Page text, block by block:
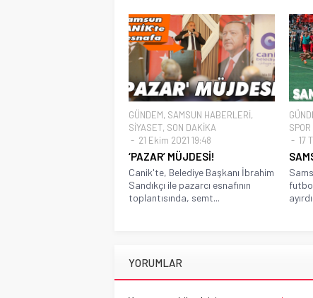
GÜNDEM, SAMSUN HABERLERİ,
SİYASET, SON DAKİKA
21 Ekim 2021 19:48
‘PAZAR’ MÜJDESİ!
Canik'te, Belediye Başkanı İbrahim
Sandıkçı ile pazarcı esnafının
toplantısında, semt...
SPOR
17
YORUMLAR